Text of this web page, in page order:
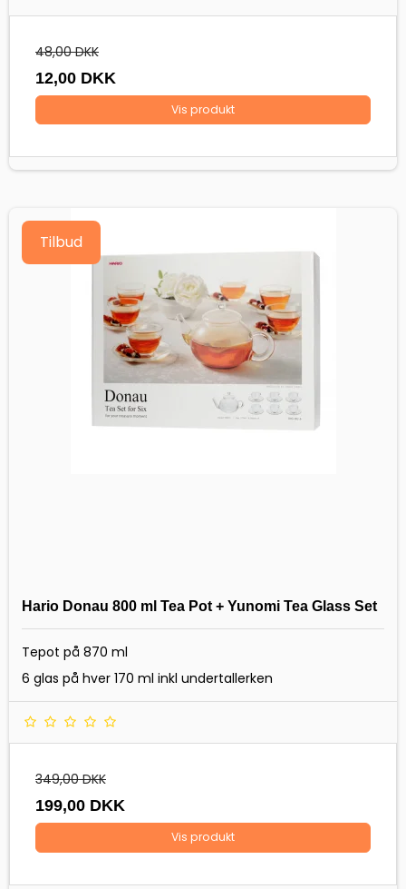
48,00 DKK
12,00 DKK
Vis produkt
Tilbud
Hario Donau 800 ml Tea Pot + Yunomi Tea Glass Set
Tepot på 870 ml
6 glas på hver 170 ml inkl undertallerken
349,00 DKK
199,00 DKK
Vis produkt